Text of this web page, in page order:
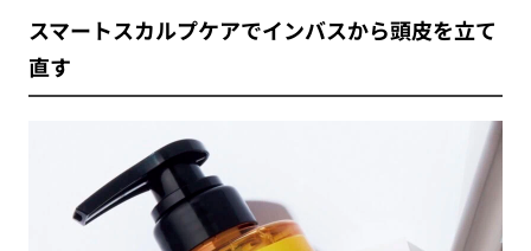
スマートスカルプケアでインバスから頭皮を立て
直す